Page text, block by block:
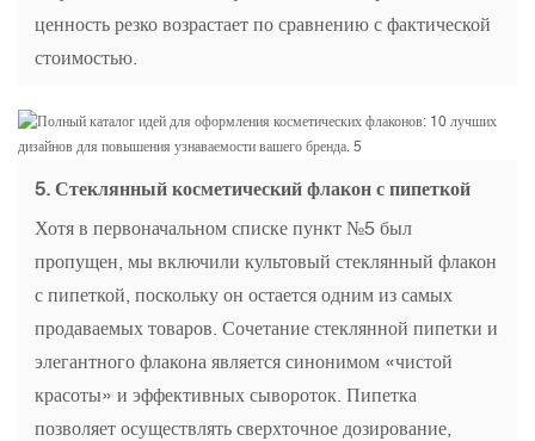
ценность резко возрастает по сравнению с фактической
стоимостью.
5. Стеклянный косметический флакон с пипеткой
Хотя в первоначальном списке пункт №5 был
пропущен, мы включили культовый стеклянный флакон
с пипеткой, поскольку он остается одним из самых
продаваемых товаров. Сочетание стеклянной пипетки и
элегантного флакона является синонимом «чистой
красоты» и эффективных сывороток. Пипетка
позволяет осуществлять сверхточное дозирование,